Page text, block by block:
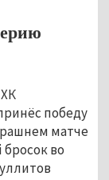
победу
матче
во